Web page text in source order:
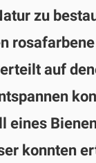
zu
auf
eines
konnten